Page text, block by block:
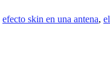
efecto skin en una antena,